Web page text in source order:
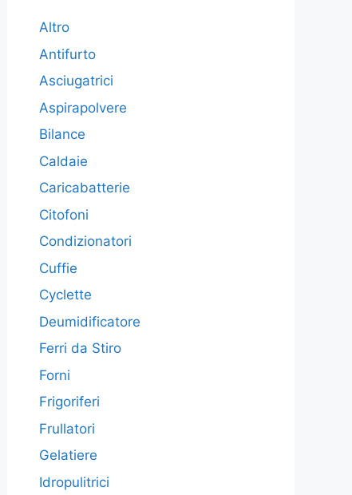
Altro
Antifurto
Asciugatrici
Aspirapolvere
Bilance
Caldaie
Caricabatterie
Citofoni
Condizionatori
Cuffie
Cyclette
Deumidificatore
Ferri da Stiro
Forni
Frigoriferi
Frullatori
Gelatiere
Idropulitrici